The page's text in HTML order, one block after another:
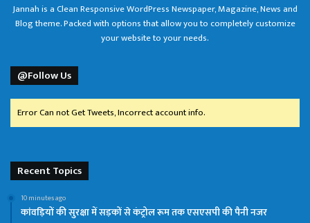
Jannah is a Clean Responsive WordPress Newspaper, Magazine, News and
Blog theme. Packed with options that allow you to completely customize
your website to your needs.
@Follow Us
Error Can not Get Tweets, Incorrect account info.
Recent Topics
10 minutes ago
कांवड़ियों की सुरक्षा में सड़कों से कंट्रोल रूम तक एसएसपी की पैनी नजर